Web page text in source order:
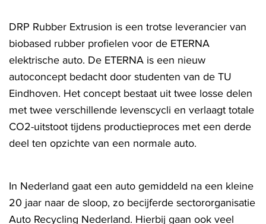
DRP Rubber Extrusion is een trotse leverancier van
biobased rubber profielen voor de ETERNA
elektrische auto. De ETERNA is een nieuw
autoconcept bedacht door studenten van de TU
Eindhoven. Het concept bestaat uit twee losse delen
met twee verschillende levenscycli en verlaagt totale
CO2-uitstoot tijdens productieproces met een derde
deel ten opzichte van een normale auto.
In Nederland gaat een auto gemiddeld na een kleine
20 jaar naar de sloop, zo becijferde sectororganisatie
Auto Recycling Nederland. Hierbij gaan ook veel